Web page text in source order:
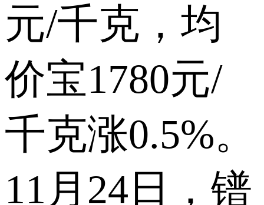
元/千克，均
价宝1780元/
千克涨0.5%。
11月24日，镨